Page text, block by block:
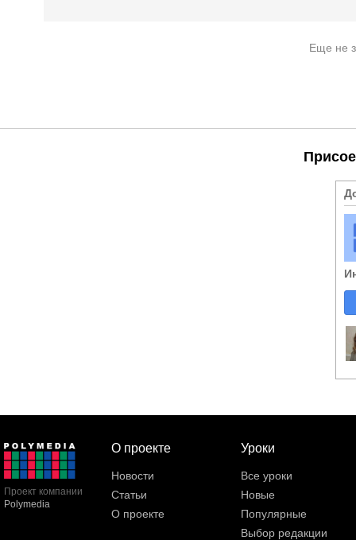
Еще не
Проект компании
Polymedia
О проекте
Новости
Статьи
О проекте
Уроки
Все уроки
Новые
Популярные
Выбор редакции